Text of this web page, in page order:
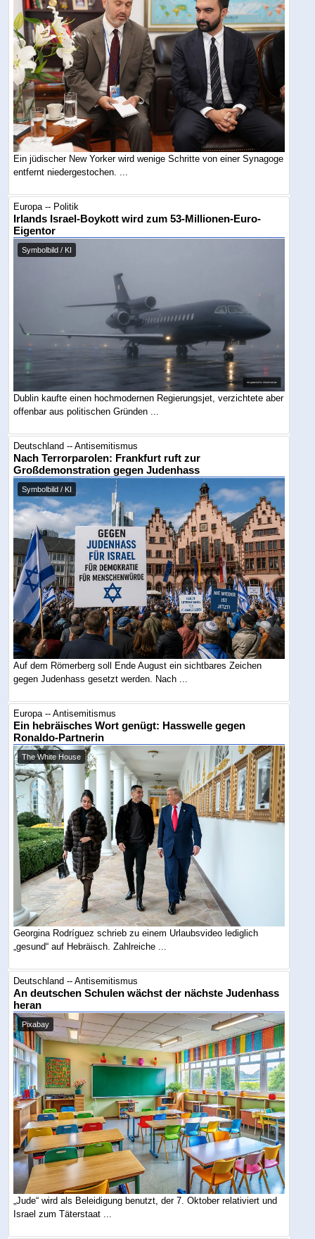
Ein jüdischer New Yorker wird wenige Schritte von einer Synagoge
entfernt niedergestochen. ...
Europa -- Politik
Irlands Israel-Boykott wird zum 53-Millionen-Euro-
Eigentor
Symbolbild / KI
Dublin kaufte einen hochmodernen Regierungsjet, verzichtete aber
offenbar aus politischen Gründen ...
Deutschland -- Antisemitismus
Nach Terrorparolen: Frankfurt ruft zur
Großdemonstration gegen Judenhass
Symbolbild / KI
Auf dem Römerberg soll Ende August ein sichtbares Zeichen
gegen Judenhass gesetzt werden. Nach ...
Europa -- Antisemitismus
Ein hebräisches Wort genügt: Hasswelle gegen
Ronaldo-Partnerin
The White House
Georgina Rodríguez schrieb zu einem Urlaubsvideo lediglich
„gesund“ auf Hebräisch. Zahlreiche ...
Deutschland -- Antisemitismus
An deutschen Schulen wächst der nächste Judenhass
heran
Pixabay
„Jude“ wird als Beleidigung benutzt, der 7. Oktober relativiert und
Israel zum Täterstaat ...